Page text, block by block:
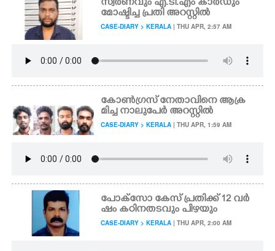
സ്വർണവും എ.ടി.എം കാർഡും
മോഷ്ടിച്ച പ്രതി അറസ്റ്റിൽ
CASE-DIARY > KERALA | THU APR, 2:57 AM
കോൺഗ്രസ് നേതാവിനെ ആക്ര
മിച്ച നാലുപേർ അറസ്റ്റിൽ
CASE-DIARY > KERALA | THU APR, 1:59 AM
പോക്സോ കേസ് പ്രതിക്ക് 12 വർ
ഷം കഠിനതടവും പിഴയും
CASE-DIARY > KERALA | THU APR, 2:00 AM